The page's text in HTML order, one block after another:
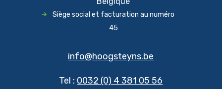
Siège social et facturation au numéro
45
info@hoogsteyns.be
Tel : 0032 (0) 4 381 05 56